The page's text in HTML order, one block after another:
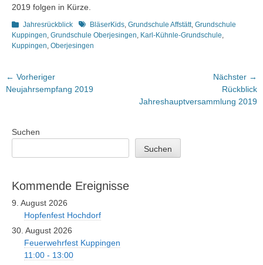
2019 folgen in Kürze.
Kategorien
Jahresrückblick Schlagworte
BläserKids, Grundschule Affstätt, Grundschule
Kuppingen, Grundschule Oberjesingen, Karl-Kühnle-Grundschule,
Kuppingen, Oberjesingen
Beitragsnavigation
← Vorheriger
Vorheriger
Neujahrsempfang 2019
Nächster →
Beitrag:
Rückblick
Jahreshauptversammlung 2019
Suchen
Suchen
Kommende Ereignisse
9. August 2026
Hopfenfest Hochdorf
30. August 2026
Feuerwehrfest Kuppingen
11:00 - 13:00